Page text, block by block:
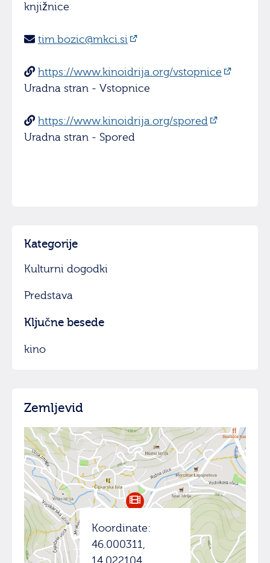
knjižnice
tim.bozic@mkci.si
https://www.kinoidrija.org/vstopnice
Uradna stran - Vstopnice
https://www.kinoidrija.org/spored
Uradna stran - Spored
Kategorije
Kulturni dogodki
Predstava
Ključne besede
kino
Zemljevid
Koordinate:
46.000311,